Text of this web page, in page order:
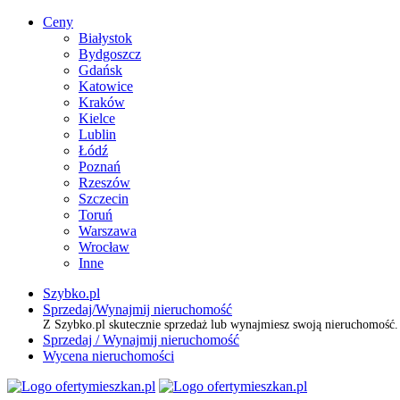
Ceny
Białystok
Bydgoszcz
Gdańsk
Katowice
Kraków
Kielce
Lublin
Łódź
Poznań
Rzeszów
Szczecin
Toruń
Warszawa
Wrocław
Inne
Szybko.pl
Sprzedaj/Wynajmij nieruchomość
Z Szybko.pl skutecznie sprzedaż lub wynajmiesz swoją nieruchomość.
Sprzedaj / Wynajmij nieruchomość
Wycena nieruchomości